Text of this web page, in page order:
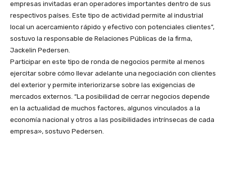
empresas invitadas eran operadores importantes dentro de sus
respectivos países. Este tipo de actividad permite al industrial
local un acercamiento rápido y efectivo con potenciales clientes”,
sostuvo la responsable de Relaciones Públicas de la firma,
Jackelin Pedersen.
Participar en este tipo de ronda de negocios permite al menos
ejercitar sobre cómo llevar adelante una negociación con clientes
del exterior y permite interiorizarse sobre las exigencias de
mercados externos. “La posibilidad de cerrar negocios depende
en la actualidad de muchos factores, algunos vinculados a la
economía nacional y otros a las posibilidades intrínsecas de cada
empresa», sostuvo Pedersen.